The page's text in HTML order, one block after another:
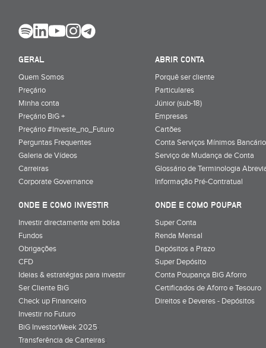
GERAL
Quem Somos
Preçário
Minha conta
Preçário BiG +
Preçário #Investe_no_Futuro
Perguntas Frequentes
Galeria de Vídeos
Carreiras
Corporate Governance
ABRIR CONTA
Porquê ser cliente
Particulares
Júnior (sub-18)
Empresas
Cartões
Conta Serviços Mínimos
Serviço de Mudança de Conta
Glossário de Terminologia
Informação Pré-Contratual
ONDE E COMO INVESTIR
Investir directamente em bolsa
Fundos
Obrigações
CFD
Ideias & estratégias para investir
Ser Cliente BiG
Check up Financeiro
Investir no Futuro
BiG InvestorWeek 2025;
Transferência de Carteiras;
ONDE E COMO POUPAR
Super Conta
Renda Mensal
Depósitos a Prazo
Super Depósito
Conta Poupança BiG Aforro
Certificados de Aforro e Tesouro
Direitos e Deveres - Depósitos